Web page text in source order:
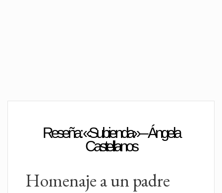
Reseña: «Subienda» – Ángela
Castellanos
Homenaje a un padre